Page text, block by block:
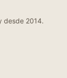
desde 2014.